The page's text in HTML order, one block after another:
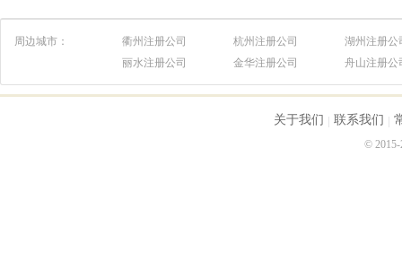
周边城市： 衢州注册公司 杭州注册公司
湖州注册公
丽水注册公司
金华注册公司 舟山注册公
关于我们 联系我们
© 2015-